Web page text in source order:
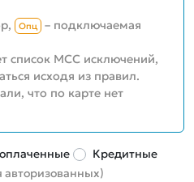
Опц
– подключаемая
список MCC исключений,
исходя из правил.
что по карте нет
Кредитные
авторизованных)